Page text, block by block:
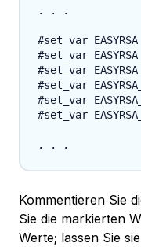
. . .
#set_var
#set_var
#set_var
#set_var
#set_var
#set_var
Kommentieren Sie
Sie die markierten
Werte; lassen Sie